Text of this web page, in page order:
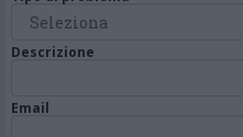
Descrizione
Email